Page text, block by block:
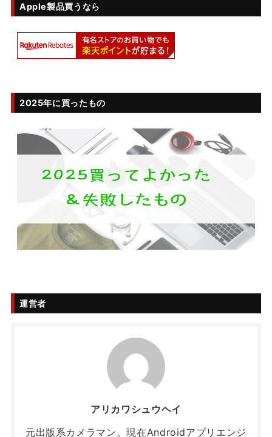
Apple製品買うなら
2025年に買ったもの
運営者
アリカワシュウヘイ
元出版系カメラマン。現在Androidアプリエンジ